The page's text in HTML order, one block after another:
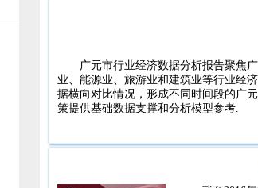
广元市行业经济数据分析报告聚焦
业、能源业、旅游业和建筑业等行业经
据横向对比情况，形成不同时间段的广
策提供基础数据支撑和分析模型参考.